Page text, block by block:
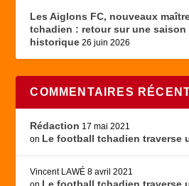
Les Aiglons FC, nouveaux
tchadien : retour sur une saison
historique 26 juin 2026
COMMENTAIRES
Rédaction 17 mai 2021
on Le football tchadien traverse
Vincent LAWÉ 8 avril 2021
Le football tchadien traverse